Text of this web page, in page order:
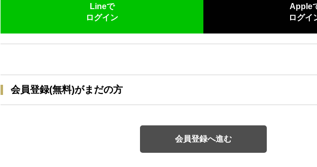
Lineで
ログイン
Apple
ログイ
会員登録(無料)がまだの方
会員登録へ進む